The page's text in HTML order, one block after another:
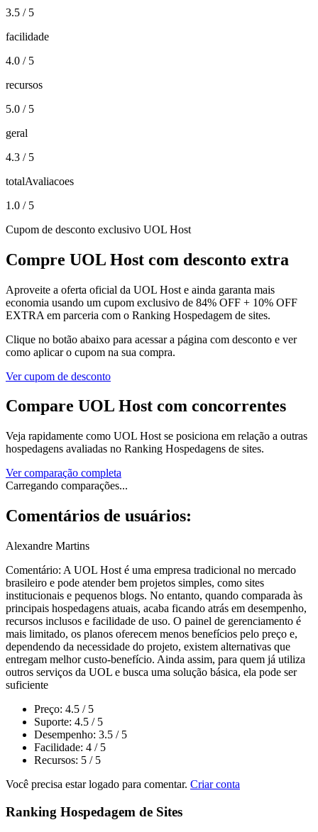
3.5 / 5
facilidade
4.0 / 5
recursos
5.0 / 5
geral
4.3 / 5
totalAvaliacoes
1.0 / 5
Cupom de desconto exclusivo UOL Host
Compre UOL Host com desconto extra
Aproveite a oferta oficial da UOL Host e ainda garanta mais
economia usando um cupom exclusivo de 84% OFF + 10% OFF
EXTRA em parceria com o Ranking Hospedagem de sites.
Clique no botão abaixo para acessar a página com desconto e ver
como aplicar o cupom na sua compra.
Ver cupom de desconto
Compare UOL Host com concorrentes
Veja rapidamente como UOL Host se posiciona em relação a outras
hospedagens avaliadas no Ranking Hospedagens de sites.
Ver comparação completa
Carregando comparações...
Comentários de usuários:
Alexandre Martins
Comentário: A UOL Host é uma empresa tradicional no mercado
brasileiro e pode atender bem projetos simples, como sites
institucionais e pequenos blogs. No entanto, quando comparada às
principais hospedagens atuais, acaba ficando atrás em desempenho,
recursos inclusos e facilidade de uso. O painel de gerenciamento é
mais limitado, os planos oferecem menos benefícios pelo preço e,
dependendo da necessidade do projeto, existem alternativas que
entregam melhor custo-benefício. Ainda assim, para quem já utiliza
outros serviços da UOL e busca uma solução básica, ela pode ser
suficiente
Preço: 4.5 / 5
Suporte: 4.5 / 5
Desempenho: 3.5 / 5
Facilidade: 4 / 5
Recursos: 5 / 5
Você precisa estar logado para comentar. Criar conta
Ranking Hospedagem de Sites